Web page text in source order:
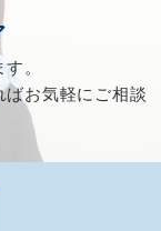
。
ばお気軽にご相談